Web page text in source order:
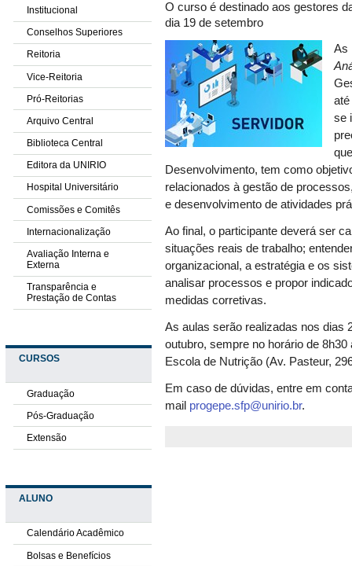
Institucional
Conselhos Superiores
Reitoria
Vice-Reitoria
Pró-Reitorias
Arquivo Central
Biblioteca Central
Editora da UNIRIO
Hospital Universitário
Comissões e Comitês
Internacionalização
Avaliação Interna e
Externa
Transparência e
Prestação de Contas
CURSOS
Graduação
Pós-Graduação
Extensão
ALUNO
Calendário Acadêmico
Bolsas e Benefícios
O curso é destinado aos gestores
dia 19 de setembro
As
se
Desenvolvimento,tem como
relacionados à gestão de
e desenvolvimento de atividades
Ao final, o participante deverá ser
situações reais de trabalho;
organizacional, a estratégia e os
analisar processos e propor
medidas corretivas.
As aulas serão realizadas nos dias
outubro, sempre no horário de
Escola de Nutrição (Av. Pasteur,
Em caso de dúvidas, entre em
mail progepe.sfp@unirio.br.